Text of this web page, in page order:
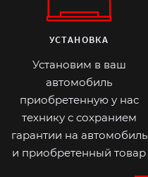
УСТАНОВКА
Установим в ваш
автомобиль
приобретенную у нас
технику с сохранием
гарантии на автомобиль
и приобретенный товар